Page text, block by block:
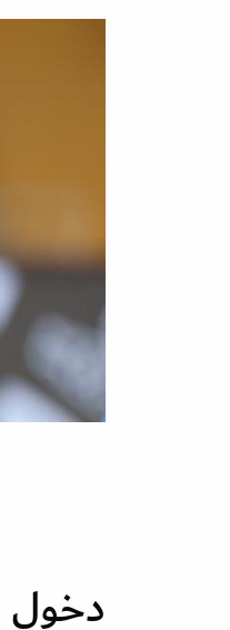
دخول